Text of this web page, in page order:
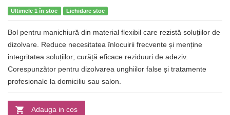
Ultimele 1 în stoc Lichidare stoc
Bol pentru manichiură din material flexibil care rezistă soluțiilor de
dizolvare. Reduce necesitatea înlocuirii frecvente și menține
integritatea soluțiilor; curăță eficace reziduuri de adeziv.
Corespunzător pentru dizolvarea unghiilor false și tratamente
profesionale la domiciliu sau salon.
Adauga in cos